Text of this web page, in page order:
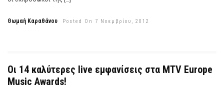
Θωμαή Καραθάνου Posted On 7 Νοεμβρίου, 2012
Οι 14 καλύτερες live εμφανίσεις στα MTV Europe
Music Awards!